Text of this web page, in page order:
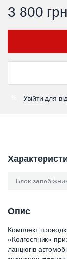
3 800 грн
Увійти для
Блок
Опис
Комплект
«Колгоспник»
ланцюгів